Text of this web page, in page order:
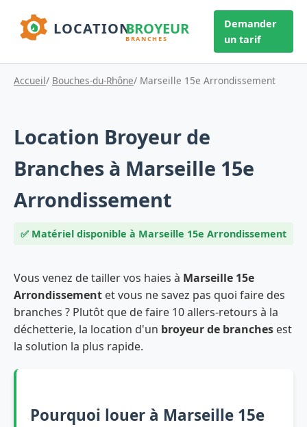
Demander
un tarif
Accueil/ Bouches-du-Rhône/ Marseille 15e Arrondissement
Location Broyeur de
Branches à Marseille 15e
Arrondissement
✅ Matériel disponible à Marseille 15e Arrondissement
Vous venez de tailler vos haies à Marseille 15e
Arrondissement et vous ne savez pas quoi faire des
branches ? Plutôt que de faire 10 allers-retours à la
déchetterie, la location d'un broyeur de branches est
la solution la plus rapide.
Pourquoi louer à Marseille 15e